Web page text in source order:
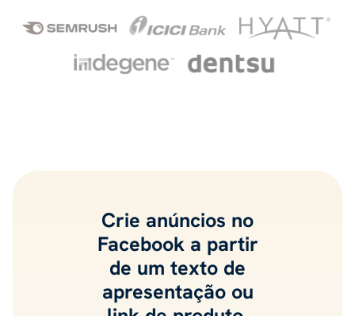
Crie anúncios no
Facebook a partir
de um texto de
apresentação ou